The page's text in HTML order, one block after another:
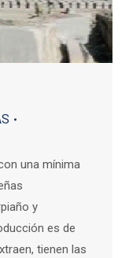
una mínima
y
es de
tienen las